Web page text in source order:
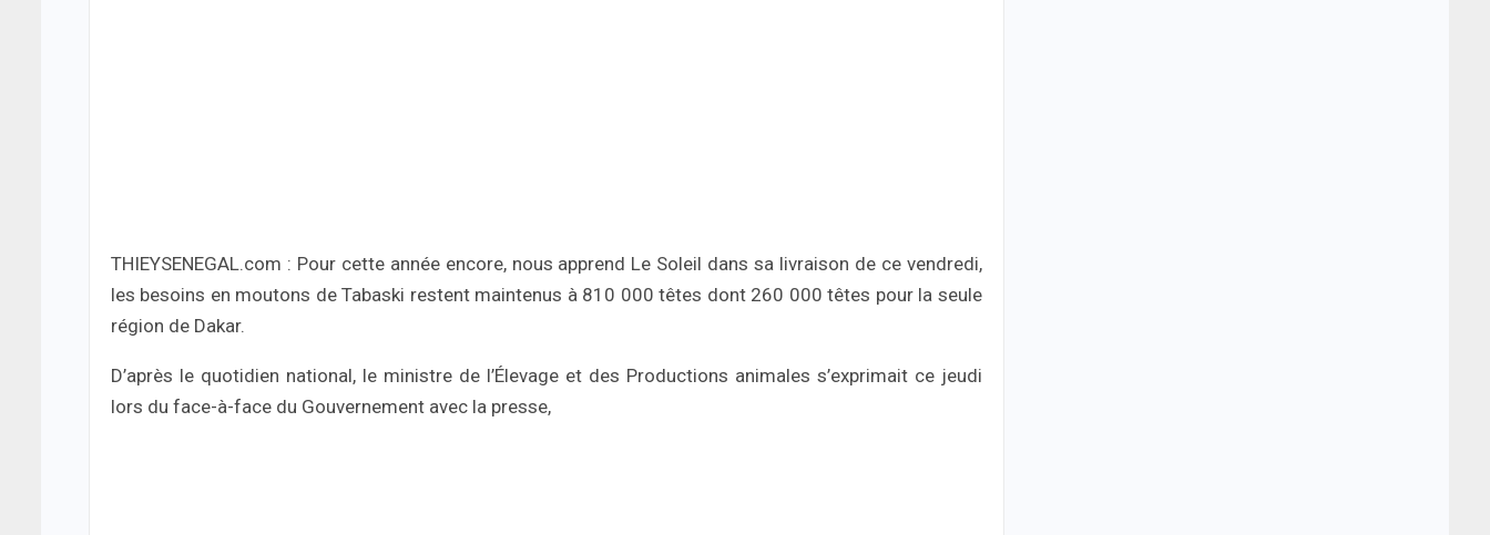
THIEYSENEGAL.com : Pour cette année encore, nous apprend Le Soleil dans sa livraison de ce vendredi,
les besoins en moutons de Tabaski restent maintenus à 810 000 têtes dont 260 000 têtes pour la seule
région de Dakar.
D’après le quotidien national, le ministre de l’Élevage et des Productions animales s’exprimait ce jeudi
lors du face-à-face du Gouvernement avec la presse,